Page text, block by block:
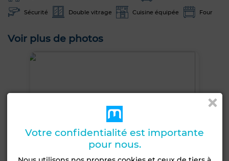
Sécurité Double vitrage Cuisine équipée Four
Voir plus de photos
Votre confidentialité est importante
pour nous.